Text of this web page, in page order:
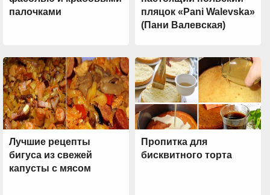
палочками
пляцок «Pani Walevska»
(Пани Валевская)
Лучшие рецепты
бигуса из свежей
капусты с мясом
Пропитка для
бисквитного торта